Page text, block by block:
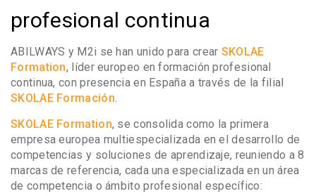
profesional continua
ABILWAYS y M2i se han unido para crear SKOLAE
Formation, líder europeo en formación profesional
continua, con presencia en España a través de la filial
SKOLAE Formación.
SKOLAE Formation, se consolida como la primera
empresa europea multiespecializada en el desarrollo de
competencias y soluciones de aprendizaje, reuniendo a 8
marcas de referencia, cada una especializada en un área
de competencia o ámbito profesional específico: